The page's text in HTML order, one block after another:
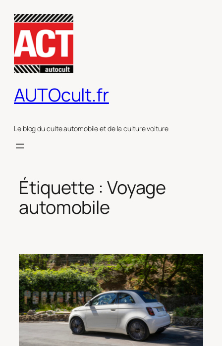
contenu
AUTOcult.fr
Le blog du culte automobile et de la culture voiture
Étiquette : Voyage
automobile